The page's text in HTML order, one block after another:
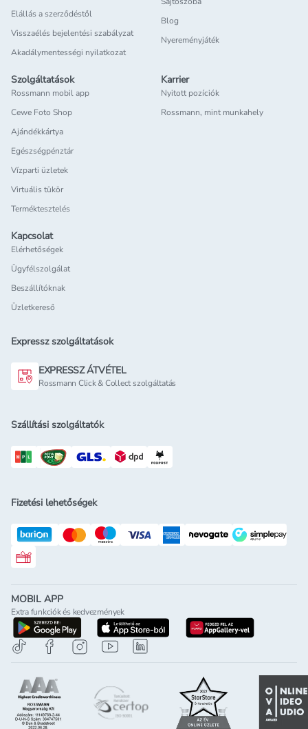
Elállás a szerződéstől
Visszaélés bejelentési szabályzat
Akadálymentességi nyilatkozat
Blog
Nyereményjáték
Szolgáltatások
Rossmann mobil app
Cewe Foto Shop
Ajándékkártya
Egészségpénztár
Vízparti üzletek
Virtuális tükör
Terméktesztelés
Karrier
Nyitott pozíciók
Rossmann, mint munkahely
Kapcsolat
Elérhetőségek
Ügyfélszolgálat
Beszállítóknak
Üzletkereső
Expressz szolgáltatások
EXPRESSZ ÁTVÉTEL
Rossmann Click & Collect szolgáltatás
Szállítási szolgáltatók
Fizetési lehetőségek
Rossmann ajándékkártya
MOBIL APP
Extra funkciók és kedvezmények
letöltés a google-play-rölletöltés az app-store-ból
letöltés